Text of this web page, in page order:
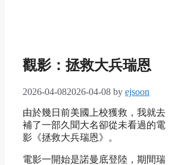
觀影：拯救大兵瑞恩
2026-04-082026-04-08 by ejsoon
由於幾日前美國上校獲救，我就去
補了一部久聞大名卻從未看過的電
影《拯救大兵瑞恩》。
電影一開始是諾曼底登陸，期間瑞